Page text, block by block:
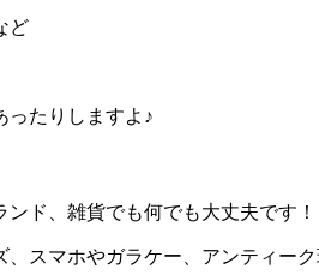
ど
ったりしますよ♪
ド、雑貨でも何でも大丈夫です！
スマホやガラケー、アンティー